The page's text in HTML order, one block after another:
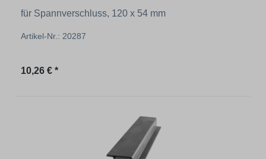
für Spannverschluss, 120 x 54 mm
Artikel-Nr.: 20287
Regulärer Preis:
10,26 € *